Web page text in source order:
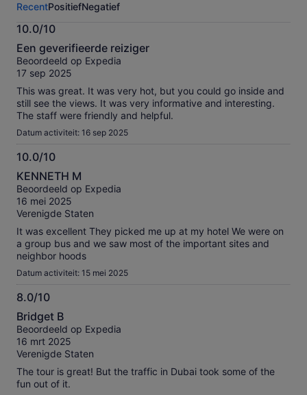
activiteit.
Meer
informatie
over
onze
geverifieerde
RecentPositiefNegatief
10.0/10
10.0
van
10
Een geverifieerde reiziger
Beoordeeld op Expedia
17 sep 2025
This was great. It was very hot, but you could go inside and
still see the views. It was very informative and interesting.
The staff were friendly and helpful.
Datum activiteit: 16 sep 2025
10.0/10
10.0
van
10
KENNETH M
Beoordeeld op Expedia
16 mei 2025
Verenigde Staten
It was excellent They picked me up at my hotel We were on
a group bus and we saw most of the important sites and
neighbor hoods
Datum activiteit: 15 mei 2025
8.0/10
8.0
van
10
Bridget B
Beoordeeld op Expedia
16 mrt 2025
Verenigde Staten
The tour is great! But the traffic in Dubai took some of the
fun out of it.